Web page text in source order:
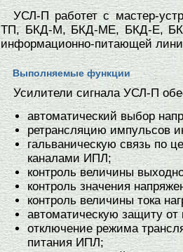
УСЛ-П работет с мастер-
ТП, БКД-М, БКД-МЕ, БКД-Е,
информационно-питающей
Выполняемые функции
Усилители сигнала УСЛ-П
автоматический выбор
ретрансляцию импульсов
гальваническую связь по
каналами ИПЛ;
контроль величины
контроль значения
контроль величины тока
автоматическую защиту
отключение режима
питания ИПЛ;